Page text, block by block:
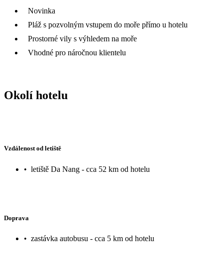
Novinka
Pláž s pozvolným vstupem do moře přímo u hotelu
Prostorné vily s výhledem na moře
Vhodné pro náročnou klientelu
Okolí hotelu
Vzdálenost od letiště
• letiště Da Nang - cca 52 km od hotelu
Doprava
• zastávka autobusu - cca 5 km od hotelu